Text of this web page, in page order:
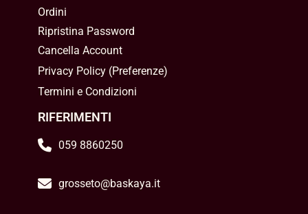
Ordini
Ripristina Password
Cancella Account
Privacy Policy(Preferenze)
Termini e Condizioni
RIFERIMENTI
059 8860250
grosseto@baskaya.it